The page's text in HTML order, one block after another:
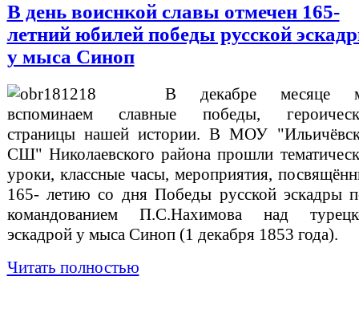
В день воиснкой славы отмечен 165-
летний юбилей победы русской
у мыса Синоп
В декабре месяце
вспоминаем славные победы,
страницы нашей истории. В МОУ
СШ" Николаевского района прошли
уроки, классные часы, мероприятия,
165- летию со дня Победы русской эскадры
командованием П.С.Нахимова над
эскадрой у мыса Синоп (1 декабря 1853 года).
Читать полностью